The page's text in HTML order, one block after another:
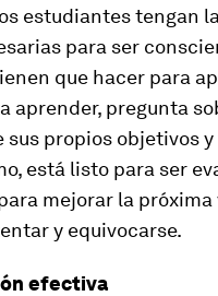
estudiantes tengan
para ser
que hacer para
aprender, pregunta
sus propios objetivos
está listo para ser
mejorar la
y equivocarse.
efectiva